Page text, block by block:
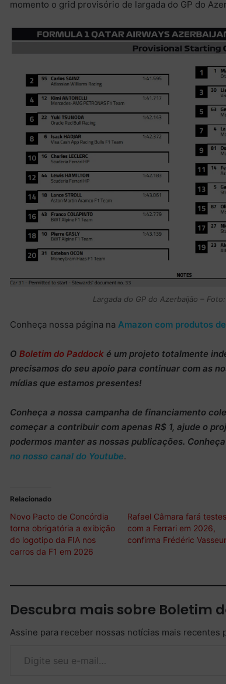
momento o grid provisório de largada do GP do
Largada do GP do Azerbaijão –
Conheça nossa página na Amazon com produtos
O Boletim do Paddock é um projeto totalmente
precisamos do seu apoio para continuar com as
mídias que estamos presentes!
Conheça a nossa campanha de financiamento
começar a contribuir com apenas R$ 1, ajude o
podermos manter as nossas publicações.
no nosso canal do Youtube.
Relacionado
Novo Pacto de Concórdia
torna obrigatória a exibição
do logotipo da FIA nos
carros da F1 em 2026
Rafael Câmara fará testes
com a Ferrari em 2026,
confirma Frédéric Vasseur
Descubra mais sobre Boletim
Assine para receber nossas notícias mais recentes